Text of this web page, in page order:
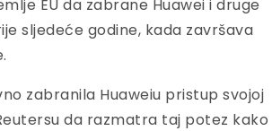
EU da zabrane Huawei i druge
sljedeće godine, kada završava
zabranila Huaweiu pristup svojoj
da razmatra taj potez kako